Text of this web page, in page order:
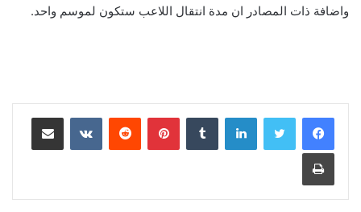
واضافة ذات المصادر ان مدة انتقال اللاعب ستكون لموسم واحد.
لينكدإن بينتيريست مشاركة عبر البريد
طباعة